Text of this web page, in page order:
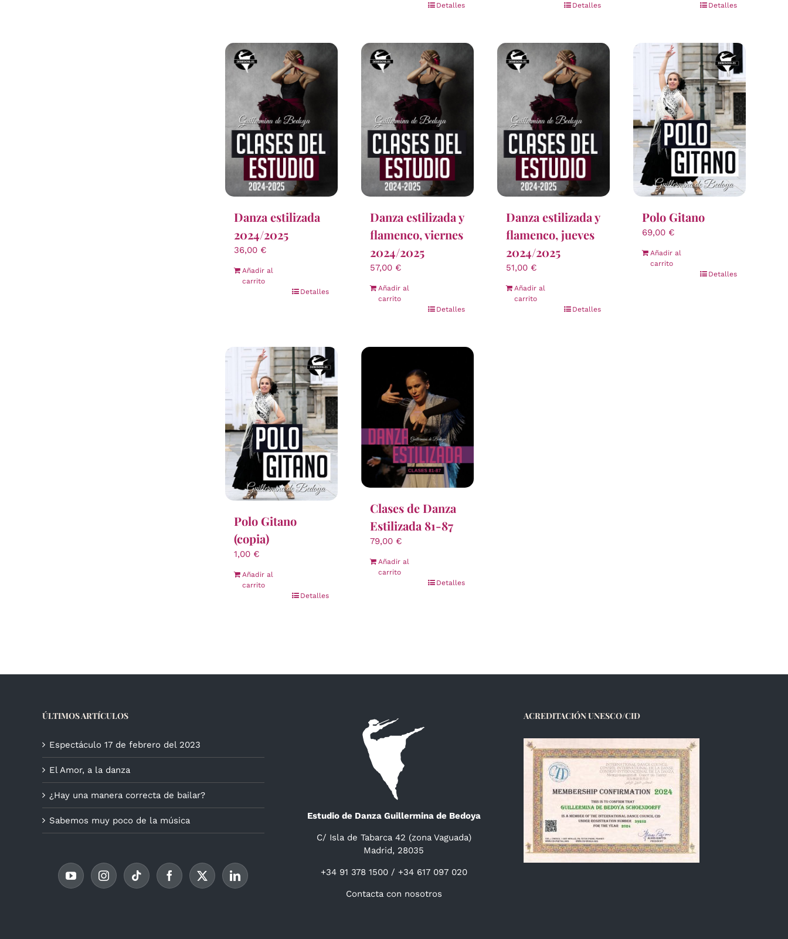
Detalles
Detalles
Detalles
Danza estilizada
2024/2025
36,00 €
Añadir al
carrito
Detalles
Danza estilizada y
flamenco, viernes
2024/2025
57,00 €
Añadir al
carrito
Detalles
Danza estilizada y
flamenco, jueves
2024/2025
51,00 €
Añadir al
carrito
Detalles
Polo Gitano
69,00 €
Añadir al
carrito
Detalles
Polo Gitano
(copia)
1,00 €
Añadir al
carrito
Detalles
Clases de Danza
Estilizada 81-87
79,00 €
Añadir al
carrito
Detalles
ÚLTIMOS ARTÍCULOS
Espectáculo 17 de febrero del 2023
El Amor, a la danza
¿Hay una manera correcta de bailar?
Sabemos muy poco de la música Estudio de Danza Guillermina de Bedoya
C/ Isla de Tabarca 42 (zona Vaguada)
Madrid, 28035
+34 91 378 1500 / +34 617 097 020
Contacta con nosotros
ACREDITACIÓN UNESCO/CID